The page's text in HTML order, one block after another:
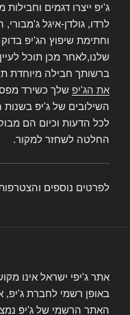
ג'יפ ייצרו דגמים
לרדו, גולדן-איגל
וחתימת שיפוץ הג'יפ
שלנו,לאחר מכן תוכל לעיין
ברשותך חבילה מיוחדת
את הג'יפ שלך כשירד מפס
השילובים של ג'יפ
לכל הדעות וכיום הם
החלטה לשחזר למקור.
לפרטים נוספים
אתר ג'יפי ישראל אינו
באופן רשמי לחברת